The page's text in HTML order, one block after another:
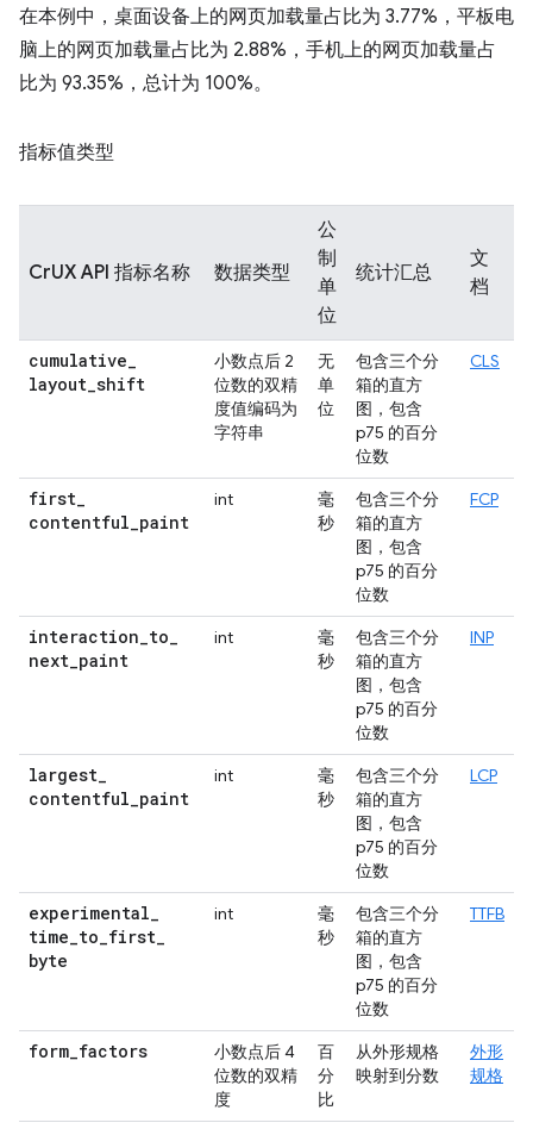
在本例中，桌面设备上的网页加载量占比为 3.77%，平板电
脑上的网页加载量占比为 2.88%，手机上的网页加载量占
比为 93.35%，总计为 100%。
指标值类型
CrUX API 指标名称 数据类型
公
制
单
位
统计汇总
文
档
cumulative_
layout_shift
小数点后 2
位数的双精
度值编码为
字符串
无
单
位
包含三个分
箱的直方
图，包含
p75 的百分
位数
CLS
first_
contentful_paint
int
毫
秒
包含三个分
箱的直方
图，包含
p75 的百分
位数
FCP
interaction_to_
next_paint
int
毫
秒
包含三个分
箱的直方
图，包含
p75 的百分
位数
INP
largest_
contentful_paint
int
毫
秒
包含三个分
箱的直方
图，包含
p75 的百分
位数
LCP
experimental_
time_to_first_
byte
int
毫
秒
包含三个分
箱的直方
图，包含
p75 的百分
位数
TTFB
form_factors
小数点后 4
位数的双精
度
百
分
比
从外形规格
映射到分数
外形
规格